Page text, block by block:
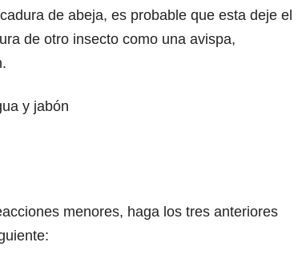
de abeja, es probable que esta deje el
de otro insecto como una avispa,
y jabón
menores, haga los tres anteriores